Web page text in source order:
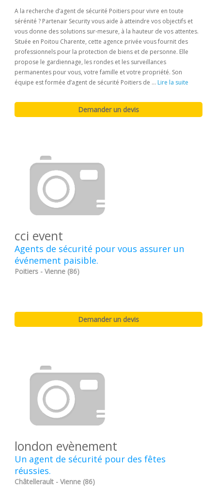
A la recherche d’agent de sécurité Poitiers pour vivre en toute
sérénité ? Partenair Security vous aide à atteindre vos objectifs et
vous donne des solutions sur-mesure, à la hauteur de vos attentes.
Située en Poitou Charente, cette agence privée vous fournit des
professionnels pour la protection de biens et de personne. Elle
propose le gardiennage, les rondes et les surveillances
permanentes pour vous, votre famille et votre propriété. Son
équipe est formée d’agent de sécurité Poitiers de ... Lire la suite
cci event
Agents de sécurité pour vous assurer un
événement paisible.
Poitiers - Vienne (86)
london evènement
Un agent de sécurité pour des fêtes
réussies.
Châtellerault - Vienne (86)